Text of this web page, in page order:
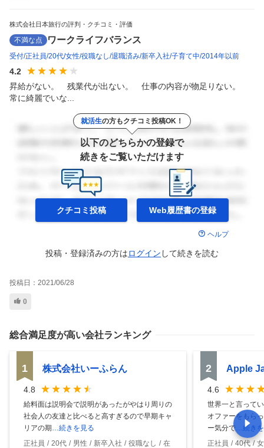
株式会社日本旅行の評判・クチコミ・評価
不満な点 ワークライフバランス
受付 正社員 20代 女性 役職なし 退職済み 新卒入社 子育て中 2014年以前
4.2
昇給がない。　残業代が出ない。　仕事の内容が物足りない。
常に綺麗でいな...
就活生の方もクチコミ投稿OK！
以下のどちらかの登録で
続きをご覧いただけます
クチコミ投稿 Web履歴書の登録
ヘルプ
投稿・登録済みの方はログイン して続きを読む
投稿日： 2021/06/28
0
総合満足度が高い会社ランキング
1 株式会社いーふらん
4.8
給料面は説明会で説明があったがやはり周りの
社会人の友達と比べると高すぎるので早期キャ
リアの期 …続きを見る
正社員
20代 男性 新卒入社 役職なし
在
2 Apple
4.6
世界一と言って
オファーをもら
ー気分で …続き
正社員
40代